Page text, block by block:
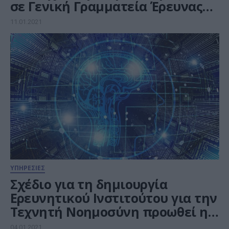
σε Γενική Γραμματεία Έρευνας
και Καινοτομίας
11.01.2021
ΥΠΗΡΕΣΙΕΣ
Σχέδιο για τη δημιουργία
Ερευνητικού Ινστιτούτου για την
Τεχνητή Νοημοσύνη προωθεί η
Επιτροπή “Ελλάδα 2021”
04.01.2021